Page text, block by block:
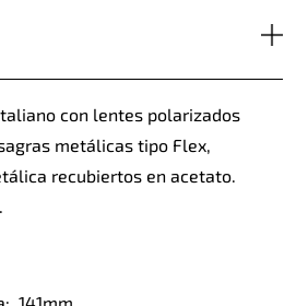
con lentes polarizados
metálicas tipo Flex,
recubiertos en acetato.